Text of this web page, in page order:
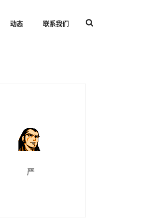
动态 联系我们
严